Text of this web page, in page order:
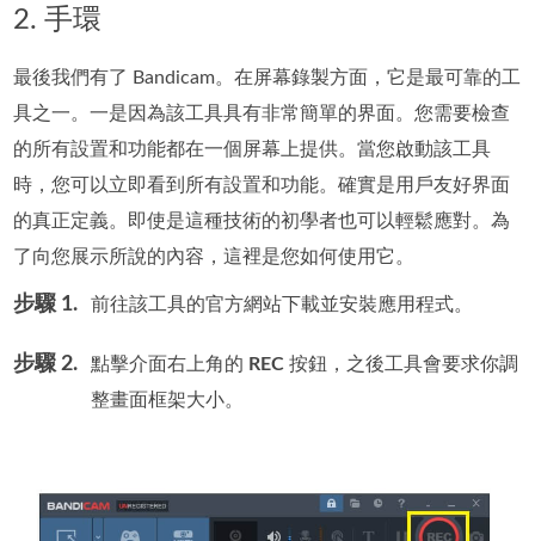
2. 手環
最後我們有了 Bandicam。在屏幕錄製方面，它是最可靠的工
具之一。一是因為該工具具有非常簡單的界面。您需要檢查
的所有設置和功能都在一個屏幕上提供。當您啟動該工具
時，您可以立即看到所有設置和功能。確實是用戶友好界面
的真正定義。即使是這種技術的初學者也可以輕鬆應對。為
了向您展示所說的內容，這裡是您如何使用它。
步驟 1. 前往該工具的官方網站下載並安裝應用程式。
步驟 2. 點擊介面右上角的 REC 按鈕，之後工具會要求你調
整畫面框架大小。